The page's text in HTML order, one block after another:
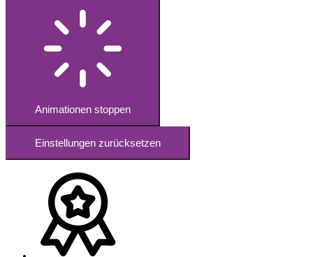
Animationen stoppen
Einstellungen zurücksetzen